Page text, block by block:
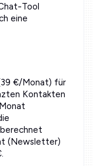
Tool
eine
€/Monat) für
Kontakten
(Newsletter)